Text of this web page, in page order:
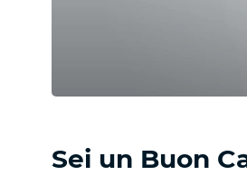
Sei un Buon